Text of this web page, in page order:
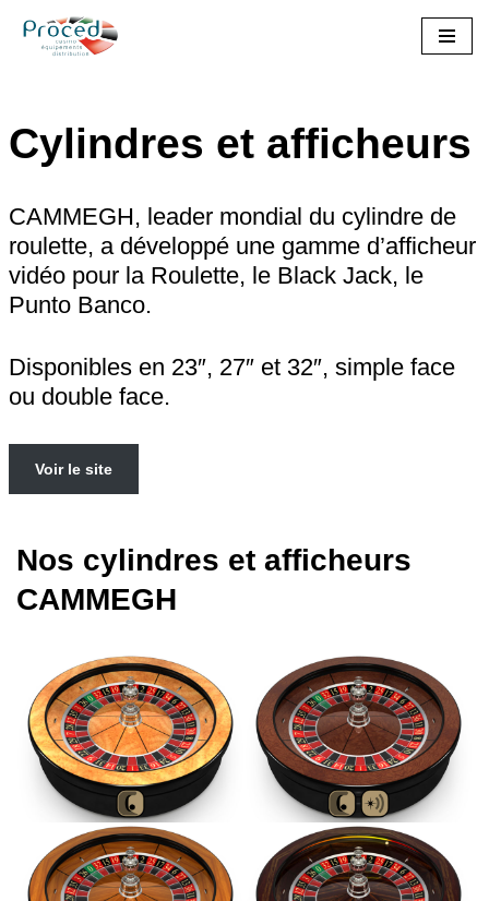
Cylindres et afficheurs
CAMMEGH, leader mondial du cylindre de
roulette, a développé une gamme d’afficheur
vidéo pour la Roulette, le Black Jack, le
Punto Banco.
Disponibles en 23″, 27″ et 32″, simple face
ou double face.
Voir le site
Nos cylindres et afficheurs
CAMMEGH